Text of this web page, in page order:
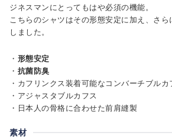
ジネスマンにとってもはや必須の機能。
こちらのシャツはその形態安定に加え、さ
しました。
・ 形態安定
・ 抗菌防臭
・カフリンクス装着可能なコンバーチブルカ
・アジャスタブルカフス
・日本人の骨格に合わせた前肩縫製
素材